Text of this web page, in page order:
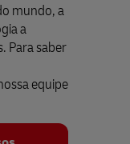
mundo, a
a
Para saber
equipe